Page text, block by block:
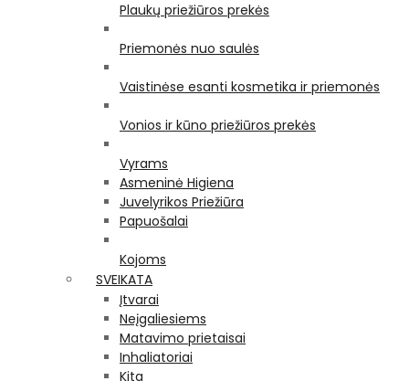
Plaukų priežiūros prekės
Priemonės nuo saulės
Vaistinėse esanti kosmetika ir priemonės
Vonios ir kūno priežiūros prekės
Vyrams
Asmeninė Higiena
Juvelyrikos Priežiūra
Papuošalai
Kojoms
SVEIKATA
Įtvarai
Neįgaliesiems
Matavimo prietaisai
Inhaliatoriai
Kita